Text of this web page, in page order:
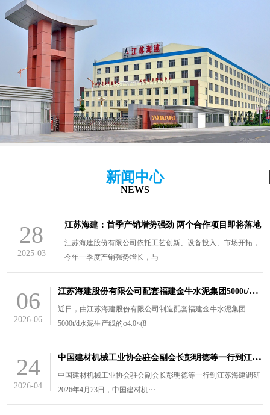
新闻中心
NEWS
28
2025-03
江苏海建：首季产销增势强劲 两个合作项目即将落地
江苏海建股份有限公司依托工艺创新、设备投入、市场开拓，
今年一季度产销强势增长，与···
06
2026-06
江
苏海建股份有限公司配套福建金牛水泥集团5000t/d水泥生产线的￠4.0×（8.5+3）m风扫煤磨装车发货
近日，由江苏海建股份有限公司制造配套福建金牛水泥集团
5000t/d水泥生产线的φ4.0×(8···
24
2026-04
中
国建材机械工业协会驻会副会长彭明德等一行到江苏海建调研
中国建材机械工业协会驻会副会长彭明德等一行到江苏海建调研
2026年4月23日，中国建材机···